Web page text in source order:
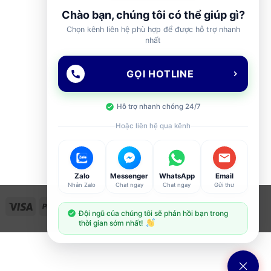
Visa PayPal Stripe MasterCard
Cash
On
Delivery
Chào bạn, chúng tôi có thể giúp gì?
Chọn kênh liên hệ phù hợp để được hỗ trợ nhanh
nhất
GỌI HOTLINE
Hỗ trợ nhanh chóng 24/7
Hoặc liên hệ qua kênh
Zalo
Nhắn Zalo
Messenger
Chat ngay
WhatsApp
Chat ngay
Email
Gửi thư
Đội ngũ của chúng tôi sẽ phản hồi bạn trong
thời gian sớm nhất!